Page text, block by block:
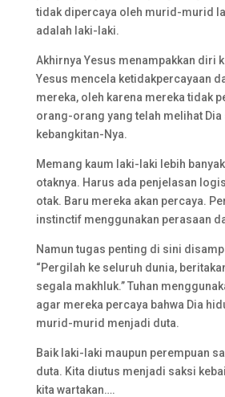
tidak dipercaya oleh murid-murid
adalah laki-laki.
Akhirnya Yesus menampakkan diri
Yesus mencela ketidakpercayaan
mereka, oleh karena mereka tidak
orang-orang yang telah melihat Dia
kebangkitan-Nya.
Memang kaum laki-laki lebih
otaknya. Harus ada penjelasan
otak. Baru mereka akan percaya.
instinctif menggunakan perasaan
Namun tugas penting di sini
“Pergilah ke seluruh dunia,
segala makhluk.” Tuhan
agar mereka percaya bahwa Dia
murid-murid menjadi duta.
Baik laki-laki maupun perempuan
duta. Kita diutus menjadi saksi
kita wartakan….